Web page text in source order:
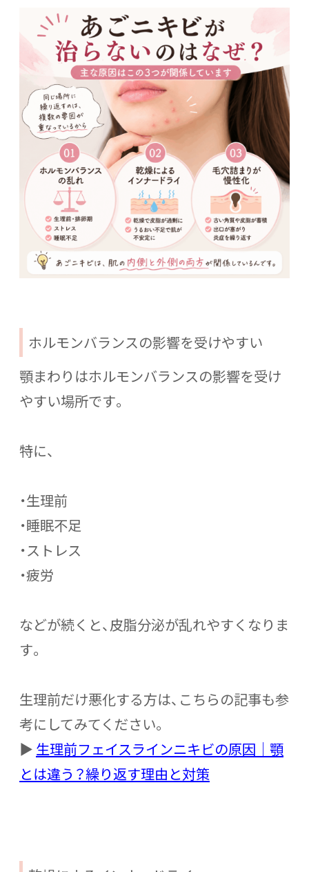
ホルモンバランスの影響を受けやすい
顎まわりはホルモンバランスの影響を受け
やすい場所です。
特に、
・生理前
・睡眠不足
・ストレス
・疲労
などが続くと、皮脂分泌が乱れやすくなりま
す。
生理前だけ悪化する方は、こちらの記事も参
考にしてみてください。
▶ 生理前フェイスラインニキビの原因｜顎
とは違う？繰り返す理由と対策